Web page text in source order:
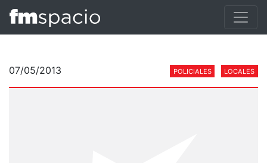
07/05/2013 POLICIALES LOCALES